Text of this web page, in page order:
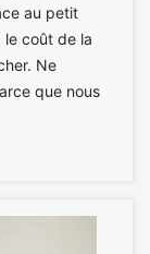
au petit
coût de la
Ne
que nous